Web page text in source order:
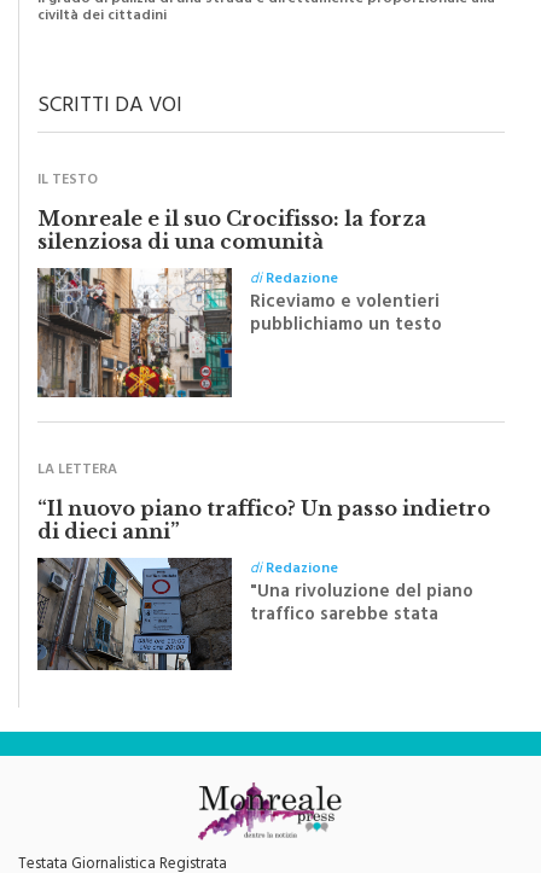
Monreale e il suo Crocifisso: la forza
silenziosa di una comunità
diRedazione
Riceviamo e volentieri
pubblichiamo un testo
inviato dalla scrittrice
monrealese Mariella
“Il nuovo piano traffico? Un passo indietro
di dieci anni”
"Una rivoluzione del piano
traffico sarebbe stata
efficace se preceduta da
una rivoluzione culturale"
Testata Giornalistica Registrata